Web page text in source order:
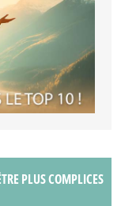
PLUS COMPLICES